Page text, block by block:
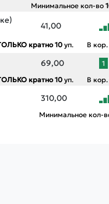
Минимальное кол-во
41,00
кратно 10 уп. В кор.
69,00
1
кратно 10 уп. В кор.
310,00
Минимальное кол-